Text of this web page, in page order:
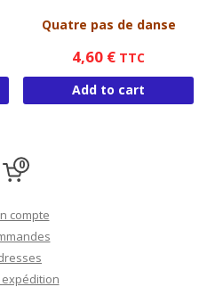
Quatre pas de danse
4,60 € TTC
Add to cart
0
compte
expédition